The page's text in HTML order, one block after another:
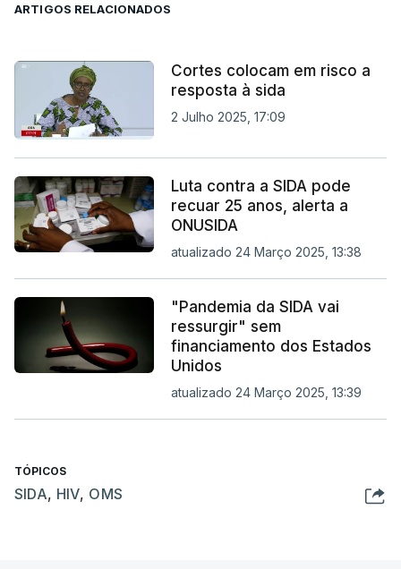
ARTIGOS RELACIONADOS
Cortes colocam em risco a
resposta à sida
2 Julho 2025, 17:09
Luta contra a SIDA pode
recuar 25 anos, alerta a
ONUSIDA
atualizado 24 Março 2025, 13:38
"Pandemia da SIDA vai
ressurgir" sem
financiamento dos Estados
Unidos
atualizado 24 Março 2025, 13:39
TÓPICOS
SIDA, HIV, OMS